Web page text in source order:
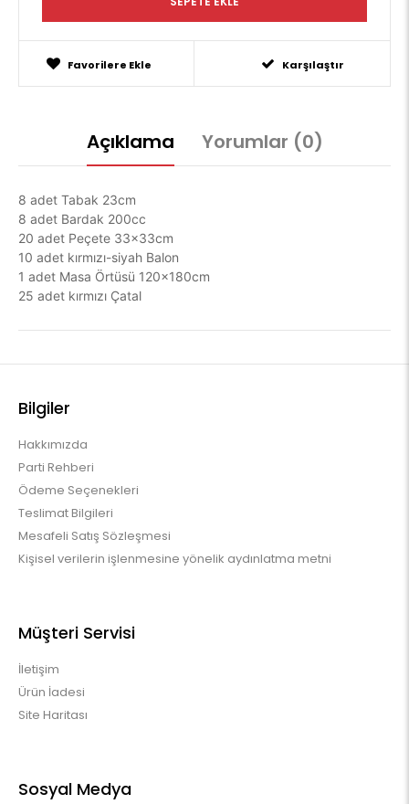
Favorilere Ekle Karşılaştır
Açıklama Yorumlar (0)
8 adet Tabak 23cm
8 adet Bardak 200cc
20 adet Peçete 33x33cm
10 adet kırmızı-siyah Balon
1 adet Masa Örtüsü 120x180cm
25 adet kırmızı Çatal
Bilgiler
Hakkımızda
Parti Rehberi
Ödeme Seçenekleri
Teslimat Bilgileri
Mesafeli Satış Sözleşmesi
Kişisel verilerin işlenmesine yönelik aydınlatma metni
Müşteri Servisi
İletişim
Ürün İadesi
Site Haritası
Sosyal Medya